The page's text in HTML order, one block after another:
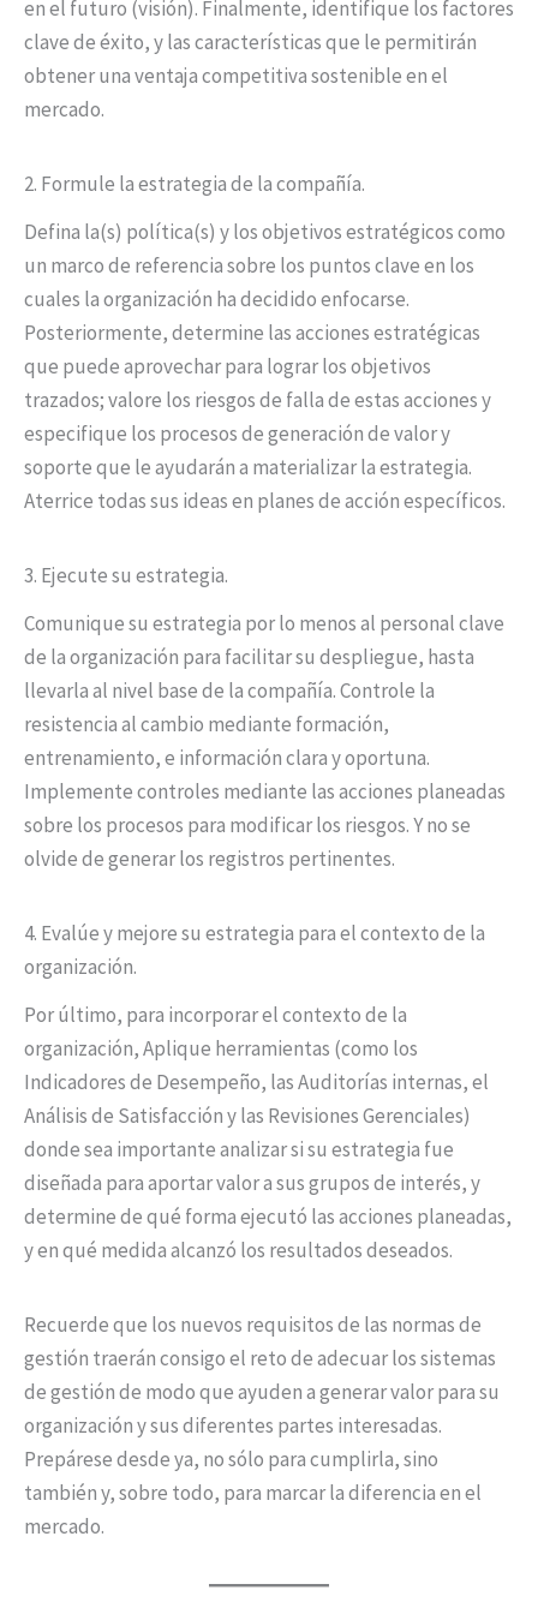
en el futuro (visión). Finalmente, identifique los factores
clave de éxito, y las características que le permitirán
obtener una ventaja competitiva sostenible en el
mercado.
2. Formule la estrategia de la compañía.
Defina la(s) política(s) y los objetivos estratégicos como
un marco de referencia sobre los puntos clave en los
cuales la organización ha decidido enfocarse.
Posteriormente, determine las acciones estratégicas
que puede aprovechar para lograr los objetivos
trazados; valore los riesgos de falla de estas acciones y
especifique los procesos de generación de valor y
soporte que le ayudarán a materializar la estrategia.
Aterrice todas sus ideas en planes de acción específicos.
3. Ejecute su estrategia.
Comunique su estrategia por lo menos al personal clave
de la organización para facilitar su despliegue, hasta
llevarla al nivel base de la compañía. Controle la
resistencia al cambio mediante formación,
entrenamiento, e información clara y oportuna.
Implemente controles mediante las acciones planeadas
sobre los procesos para modificar los riesgos. Y no se
olvide de generar los registros pertinentes.
4. Evalúe y mejore su estrategia para el contexto de la
organización.
Por último, para incorporar el contexto de la
organización, Aplique herramientas (como los
Indicadores de Desempeño, las Auditorías internas, el
Análisis de Satisfacción y las Revisiones Gerenciales)
donde sea importante analizar si su estrategia fue
diseñada para aportar valor a sus grupos de interés, y
determine de qué forma ejecutó las acciones planeadas,
y en qué medida alcanzó los resultados deseados.
Recuerde que los nuevos requisitos de las normas de
gestión traerán consigo el reto de adecuar los sistemas
de gestión de modo que ayuden a generar valor para su
organización y sus diferentes partes interesadas.
Prepárese desde ya, no sólo para cumplirla, sino
también y, sobre todo, para marcar la diferencia en el
mercado.